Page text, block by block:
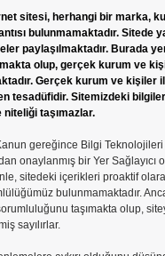
sitesi, herhangi bir marka,
bulunmamaktadır. Sitede
paylaşılmaktadır. Burada
olup, gerçek kurum ve
Gerçek kurum ve kişiler
tesadüfidir. Sitemizdeki
taşımazlar.
gereğince Bilgi
onaylanmış bir Yer Sağlayıcı
sitedeki içerikleri proaktif
bulunmamaktadır.
taşımakta olup,
sayılırlar.